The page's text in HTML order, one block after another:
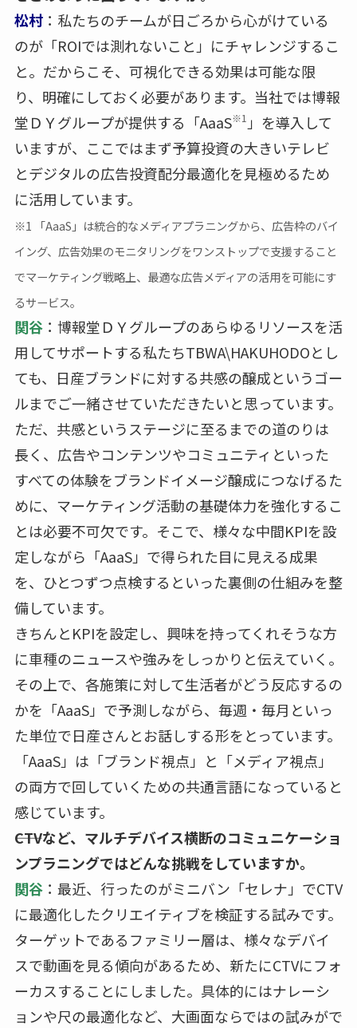
松村：私たちのチームが日ごろから心がけている
のが「ROIでは測れないこと」にチャレンジするこ
と。だからこそ、可視化できる効果は可能な限
り、明確にしておく必要があります。当社では博報
堂ＤＹグループが提供する「AaaS※1 」を導入して
いますが、ここではまず予算投資の大きいテレビ
とデジタルの広告投資配分最適化を見極めるため
に活用しています。
※1 「AaaS」は統合的なメディアプラニングから、広告枠のバイ
イング、広告効果のモニタリングをワンストップで支援すること
でマーケティング戦略上、最適な広告メディアの活用を可能にす
るサービス。
関谷：博報堂ＤＹグループのあらゆるリソースを活
用してサポートする私たちTBWA\HAKUHODOとし
ても、日産ブランドに対する共感の醸成というゴー
ルまでご一緒させていただきたいと思っています。
ただ、共感というステージに至るまでの道のりは
長く、広告やコンテンツやコミュニティといった
すべての体験をブランドイメージ醸成につなげるた
めに、マーケティング活動の基礎体力を強化するこ
とは必要不可欠です。そこで、様々な中間KPIを設
定しながら「AaaS」で得られた目に見える成果
を、ひとつずつ点検するといった裏側の仕組みを整
備しています。
きちんとKPIを設定し、興味を持ってくれそうな方
に車種のニュースや強みをしっかりと伝えていく。
その上で、各施策に対して生活者がどう反応するの
かを「AaaS」で予測しながら、毎週・毎月といっ
た単位で日産さんとお話しする形をとっています。
「AaaS」は「ブランド視点」と「メディア視点」
の両方で回していくための共通言語になっていると
感じています。
――CTVなど、マルチデバイス横断のコミュニケーショ
ンプラニングではどんな挑戦をしていますか。
関谷：最近、行ったのがミニバン「セレナ」でCTV
に最適化したクリエイティブを検証する試みです。
ターゲットであるファミリー層は、様々なデバイ
スで動画を見る傾向があるため、新たにCTVにフォ
ーカスすることにしました。具体的にはナレーシ
ョンや尺の最適化など、大画面ならではの試みがで